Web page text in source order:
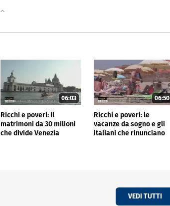
06:03
Ricchi e poveri: il
matrimoni da 30 milioni
che divide Venezia
06:50
Ricchi e poveri: le
vacanze da sogno e gli
italiani che rinunciano
VEDI TUTTI